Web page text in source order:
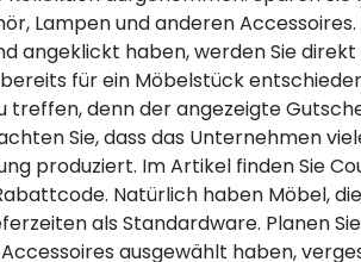
Lampen und anderen
angeklickt haben, werden Sie
für ein Möbelstück
treffen, denn der angezeigte
Sie, dass das Unternehmen
produziert. Im Artikel finden Sie
Natürlich haben Möbel,
als Standardware. Planen
ausgewählt haben,